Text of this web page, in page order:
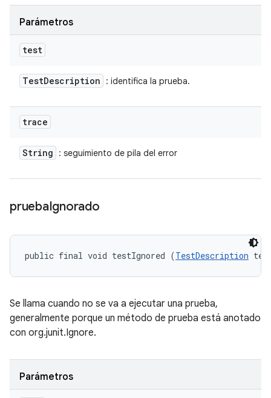
Parámetros
test
TestDescription : identifica la prueba.
trace
String : seguimiento de pila del error
pruebaIgnorado
public final void testIgnored (TestDescription
Se llama cuando no se va a ejecutar una prueba,
generalmente porque un método de prueba está anotado
con org.junit.Ignore.
Parámetros